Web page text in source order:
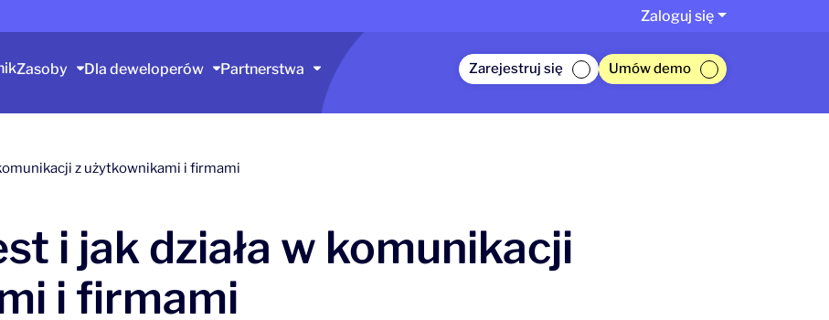
Zaloguj się
Zasoby Dla deweloperów Partnerstwa Zarejestruj się Umów demo
z użytkownikami i firmami
i jak działa w komunikacji
i firmami